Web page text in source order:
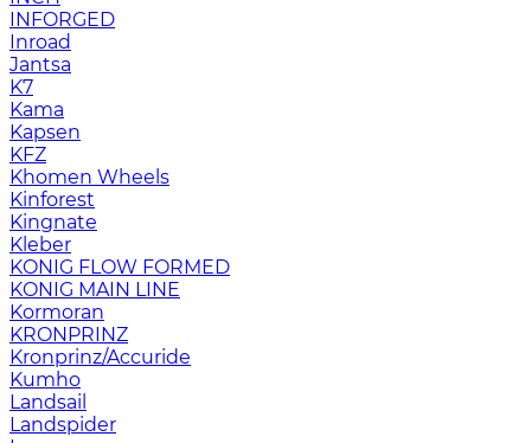
INFORGED
Inroad
Jantsa
K7
Kama
Kapsen
KFZ
Khomen Wheels
Kinforest
Kingnate
Kleber
KONIG FLOW FORMED
KONIG MAIN LINE
Kormoran
KRONPRINZ
Kronprinz/Accuride
Kumho
Landsail
Landspider